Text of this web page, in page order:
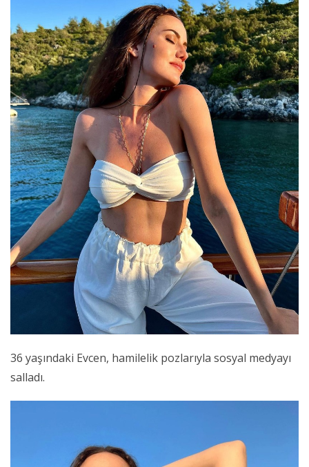
36 yaşındaki Evcen, hamilelik pozlarıyla sosyal medyayı
salladı.